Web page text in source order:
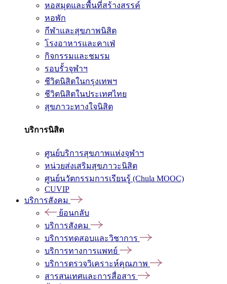
หอสมุดและพื้นที่สร้างสรรค์
หอพัก
กีฬาและสุขภาพนิสิต
โรงอาหารและคาเฟ่
กิจกรรมและชมรม
รอบรั้วจุฬาฯ
ชีวิตนิสิตในกรุงเทพฯ
ชีวิตนิสิตในประเทศไทย
สุขภาวะทางใจนิสิต
บริการนิสิต
ศูนย์บริการสุขภาพแห่งจุฬาฯ
หน่วยส่งเสริมสุขภาวะนิสิต
ศูนย์นวัตกรรมการเรียนรู้ (Chula MOOC)
CUVIP
บริการสังคม
ย้อนกลับ
บริการสังคม
บริการทดสอบและวิชาการ
บริการทางการแพทย์
บริการตรวจวิเคราะห์คุณภาพ
สารสนเทศและการสื่อสาร